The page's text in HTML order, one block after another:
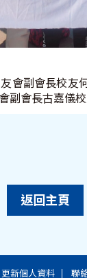
會副會長校友
副會長古嘉儀
返回主頁
更新個人資料 聯